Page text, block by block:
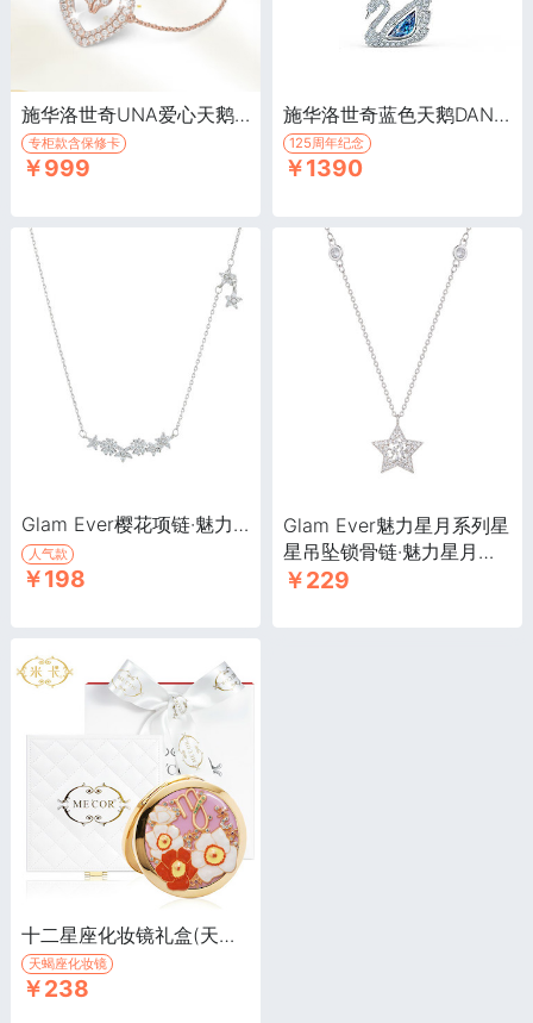
施华洛世奇UNA爱心天鹅手链/镀玫瑰金色·Una 手链
专柜款含保修卡
￥999
施华洛世奇蓝色天鹅DANCING SWAN/125周年纪念款/镀白金色·施华洛世奇跃动水晶蓝天鹅项链
125周年纪念
￥1390
Glam Ever樱花项链·魅力星月系列
人气款
￥198
Glam Ever魅力星月系列星
星吊坠锁骨链·魅力星月系
列
￥229
十二星座化妆镜礼盒(天蝎座)·精品天蝎座化妆镜
天蝎座化妆镜
￥238